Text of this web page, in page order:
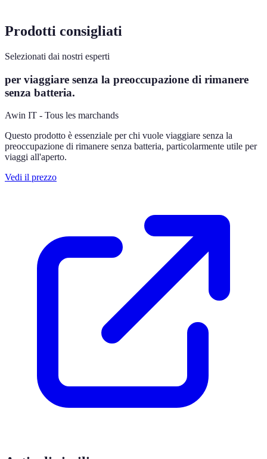
Prodotti consigliati
Selezionati dai nostri esperti
per viaggiare senza la preoccupazione di rimanere
senza batteria.
Awin IT - Tous les marchands
Questo prodotto è essenziale per chi vuole viaggiare senza la
preoccupazione di rimanere senza batteria, particolarmente utile per
viaggi all'aperto.
Vedi il prezzo